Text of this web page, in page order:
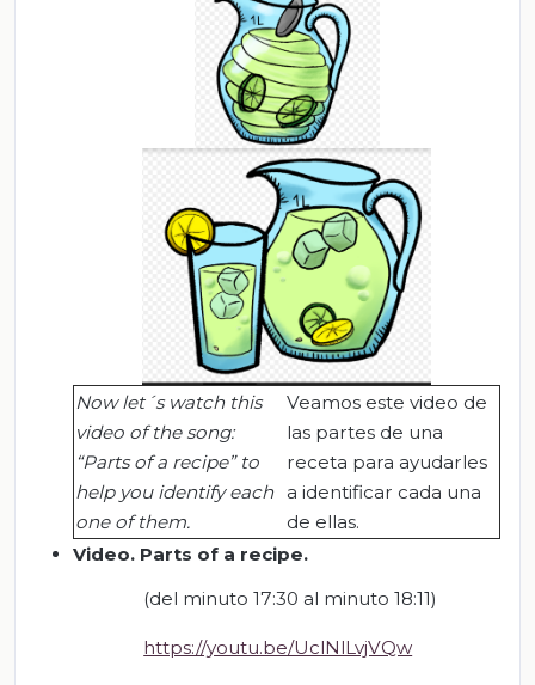
Now let´s watch this
video of the song:
“Parts of a recipe” to
help you identify each
one of them.
Veamos este video de
las partes de una
receta para ayudarles
a identificar cada una
de ellas.
Video. Parts of a recipe.
(del minuto 17:30 al minuto 18:11)
https://youtu.be/UclNlLvjVQw